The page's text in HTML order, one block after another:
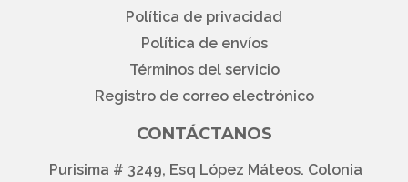
Política de privacidad
Política de envíos
Términos del servicio
Registro de correo electrónico
CONTÁCTANOS
Purisima # 3249, Esq López Máteos. Colonia